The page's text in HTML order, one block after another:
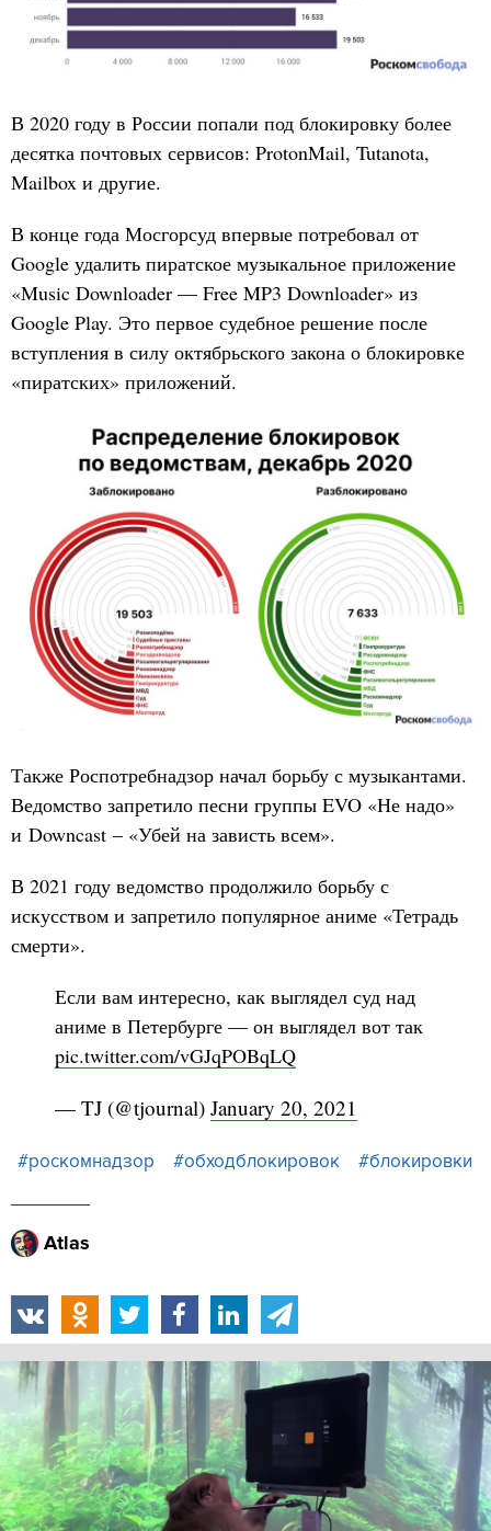
В 2020 году в России попали под блокировку более
десятка почтовых сервисов: ProtonMail, Tutanota,
Mailbox и другие.
В конце года Мосгорсуд впервые потребовал от
Google удалить пиратское музыкальное приложение
«Music Downloader — Free MP3 Downloader» из
Google Play. Это первое судебное решение после
вступления в силу октябрьского закона о блокировке
«пиратских» приложений.
Также Роспотребнадзор начал борьбу с музыкантами.
Ведомство запретило песни группы EVO «Не надо»
и Downcast – «Убей на зависть всем».
В 2021 году ведомство продолжило борьбу с
искусством и запретило популярное аниме «Тетрадь
смерти».
Если вам интересно, как выглядел суд над
аниме в Петербурге — он выглядел вот так
pic.twitter.com/vGJqPOBqLQ
— TJ (@tjournal) January 20, 2021
#роскомнадзор #обходблокировок #блокировки
Atlas